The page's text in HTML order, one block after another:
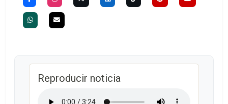
Reproducir noticia